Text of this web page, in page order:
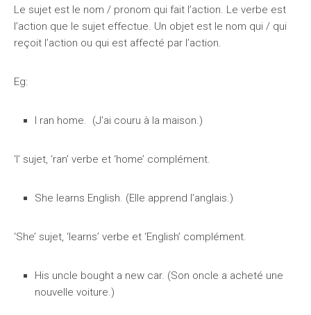
Le sujet est le nom / pronom qui fait l’action. Le verbe est
l’action que le sujet effectue. Un objet est le nom qui / qui
reçoit l’action ou qui est affecté par l’action.
Eg:
I ran home. (J’ai couru à la maison.)
‘I’ sujet, ‘ran’ verbe et ‘home’ complément.
She learns English. (Elle apprend l’anglais.)
‘She’ sujet, ‘learns’ verbe et ‘English’ complément.
His uncle bought a new car. (Son oncle a acheté une
nouvelle voiture.)